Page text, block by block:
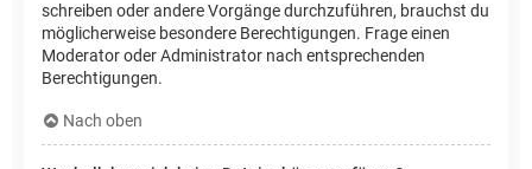
schreiben oder andere Vorgänge durchzuführen, brauchst du
möglicherweise besondere Berechtigungen. Frage einen
Moderator oder Administrator nach entsprechenden
Berechtigungen.
Nach oben